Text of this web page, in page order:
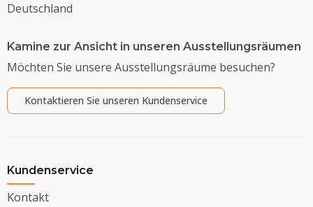
Deutschland
Kamine zur Ansicht in unseren Ausstellungsräumen
Möchten Sie unsere Ausstellungsräume besuchen?
Kontaktieren Sie unseren Kundenservice
Kundenservice
Kontakt